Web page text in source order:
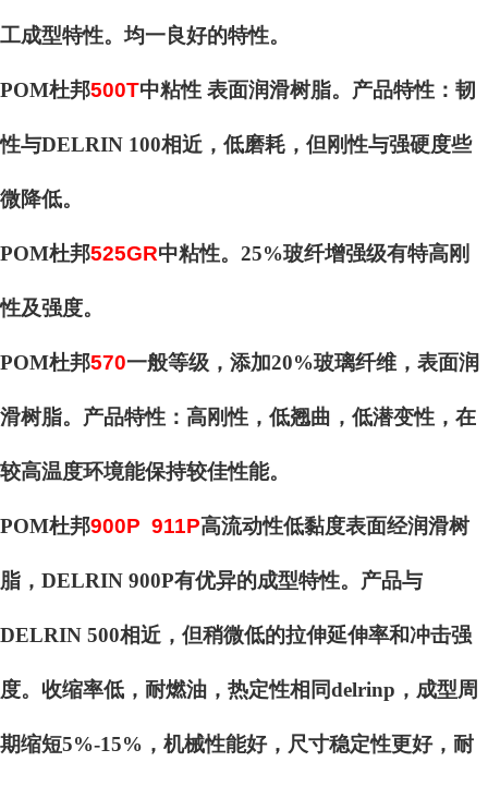
工成型特性。均一良好的特性。
POM杜邦500T中粘性 表面润滑树脂。产品特性：韧
性与DELRIN 100相近，低磨耗，但刚性与强硬度些
微降低。
POM杜邦525GR中粘性。25%玻纤增强级有特高刚
性及强度。
POM杜邦570一般等级，添加20%玻璃纤维，表面润
滑树脂。产品特性：高刚性，低翘曲，低潜变性，在
较高温度环境能保持较佳性能。
POM杜邦900P 911P高流动性低黏度表面经润滑树
脂，DELRIN 900P有优异的成型特性。产品与
DELRIN 500相近，但稍微低的拉伸延伸率和冲击强
度。收缩率低，耐燃油，热定性相同delrinp，成型周
期缩短5%-15%，机械性能好，尺寸稳定性更好，耐